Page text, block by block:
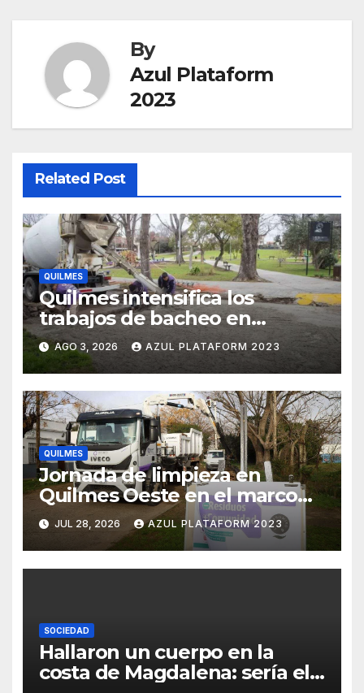
By
Azul Plataform
2023
Related Post
QUILMES
Quilmes intensifica los
trabajos de bacheo en
distintos barrios
AGO 3, 2026 AZUL PLATAFORM 2023
QUILMES
Jornada de limpieza en
Quilmes Oeste en el marco
del programa -Residuos
+Comunidad
JUL 28, 2026 AZUL PLATAFORM 2023
SOCIEDAD
Hallaron un cuerpo en la
costa de Magdalena: sería el